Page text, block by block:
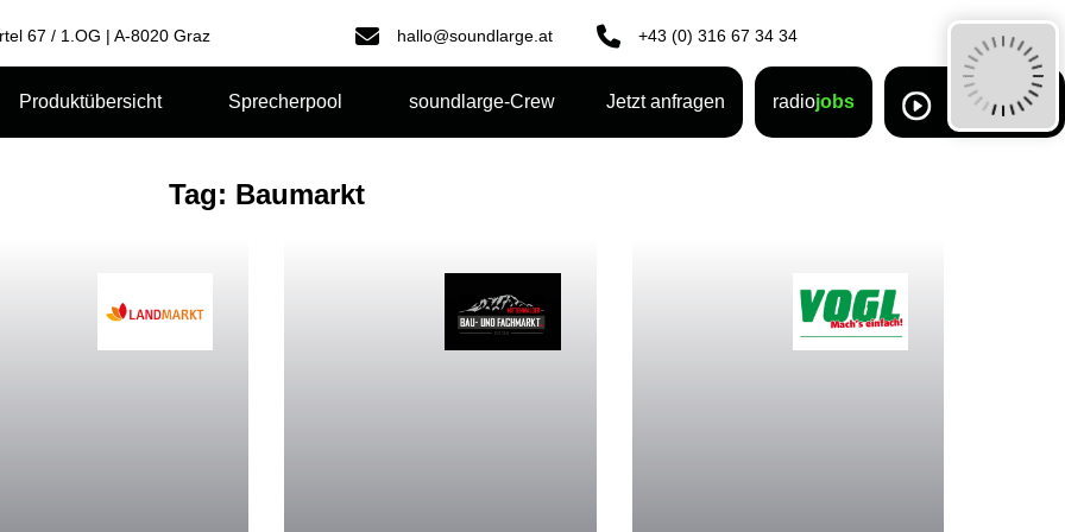
67 / 1.OG | A-8020 Graz hallo@soundlarge.at +43 (0) 316 67 34 34
Produktübersicht Sprecherpool soundlarge-Crew Jetzt anfragen radiojobs
Tag: Baumarkt